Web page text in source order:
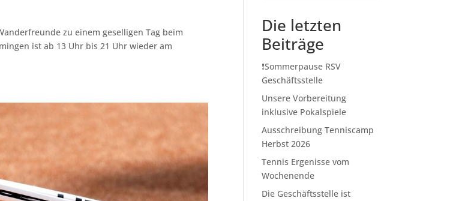
zu einem geselligen Tag beim
ist ab 13 Uhr bis 21 Uhr wieder am
Die letzten
Beiträge
❗️Sommerpause RSV
Geschäftsstelle
Unsere Vorbereitung
inklusive Pokalspiele
Ausschreibung Tenniscamp
Herbst 2026
Tennis Ergenisse vom
Wochenende
Die Geschäftsstelle ist